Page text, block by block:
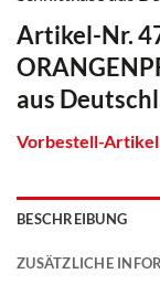
Artikel-Nr.
aus
Vorbestell-
BESCHREIBUNG
ZUSÄTZLICHE